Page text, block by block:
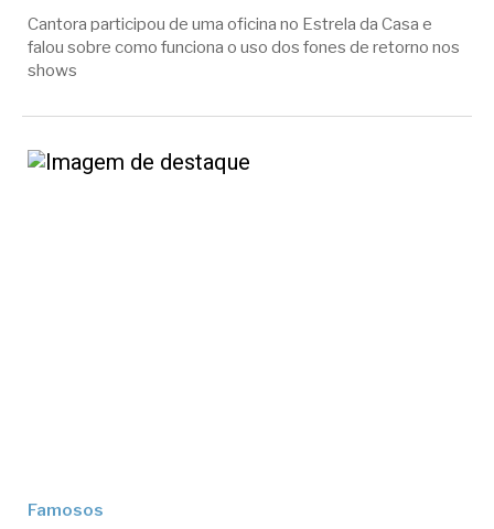
Cantora participou de uma oficina no Estrela da Casa e
falou sobre como funciona o uso dos fones de retorno nos
shows
Famosos